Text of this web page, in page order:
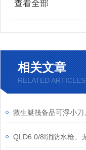
查看全部
相关文章
RELATED ARTICLES